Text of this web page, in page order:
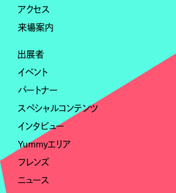
アクセス
来場案内
出展者
イベント
パートナー
スペシャルコンテンツ
インタビュー
Yummyエリア
フレンズ
ニュース